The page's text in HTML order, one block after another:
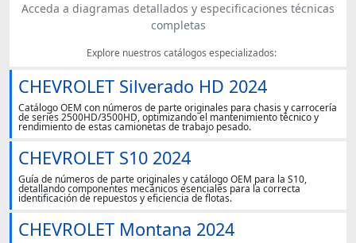
Acceda a diagramas detallados y especificaciones técnicas
completas
Explore nuestros catálogos especializados:
CHEVROLET Silverado HD 2024
Catálogo OEM con números de parte originales para chasis y carrocería
de series 2500HD/3500HD, optimizando el mantenimiento técnico y
rendimiento de estas camionetas de trabajo pesado.
CHEVROLET S10 2024
Guía de números de parte originales y catálogo OEM para la S10,
detallando componentes mecánicos esenciales para la correcta
identificación de repuestos y eficiencia de flotas.
CHEVROLET Montana 2024